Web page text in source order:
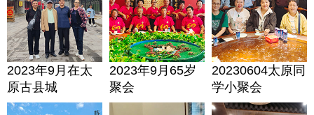
2023年9月在太
原古县城
2023年9月65岁
聚会
20230604太原同
学小聚会